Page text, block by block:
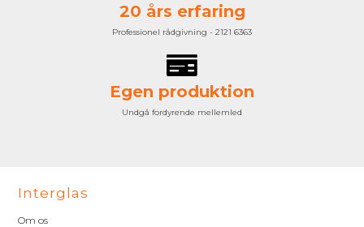
20 års erfaring
Professionel rådgivning - 2121 6363
Egen produktion
Undgå fordyrende mellemled
Interglas
Om os